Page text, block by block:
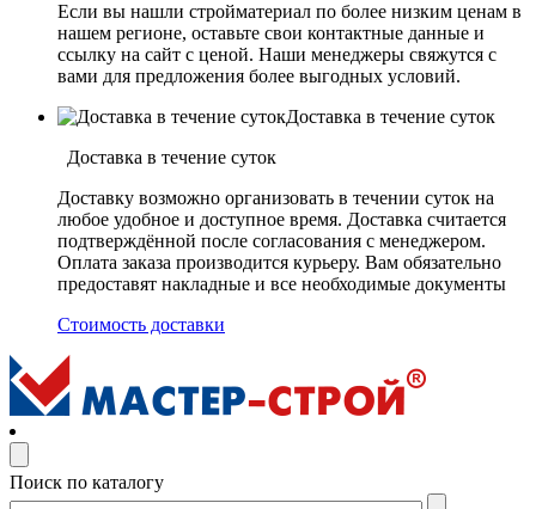
Если вы нашли стройматериал по более низким ценам в
нашем регионе, оставьте свои контактные данные и
ссылку на сайт с ценой. Наши менеджеры свяжутся с
вами для предложения более выгодных условий.
Доставка в течение суток
Доставка в течение суток
Доставку возможно организовать в течении суток на
любое удобное и доступное время. Доставка считается
подтверждённой после согласования с менеджером.
Оплата заказа производится курьеру. Вам обязательно
предоставят накладные и все необходимые документы
Стоимость доставки
Поиск по каталогу